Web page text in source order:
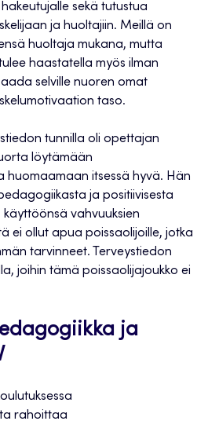
sekä tutustua
ja huoltajiin. Meillä on
huoltaja mukana, mutta
haastatella myös ilman
selville nuoren omat
taso.
tunnilla oli opettajan
löytämään
huomaamaan itsessä hyvä. Hän
ja positiivisesta
käyttöönsä vahvuuksien
ei ollut apua poissaolijoille, jotka
tarvinneet. Terveystiedon
joihin tämä poissaolijajoukko ei
ja
rahoittaa